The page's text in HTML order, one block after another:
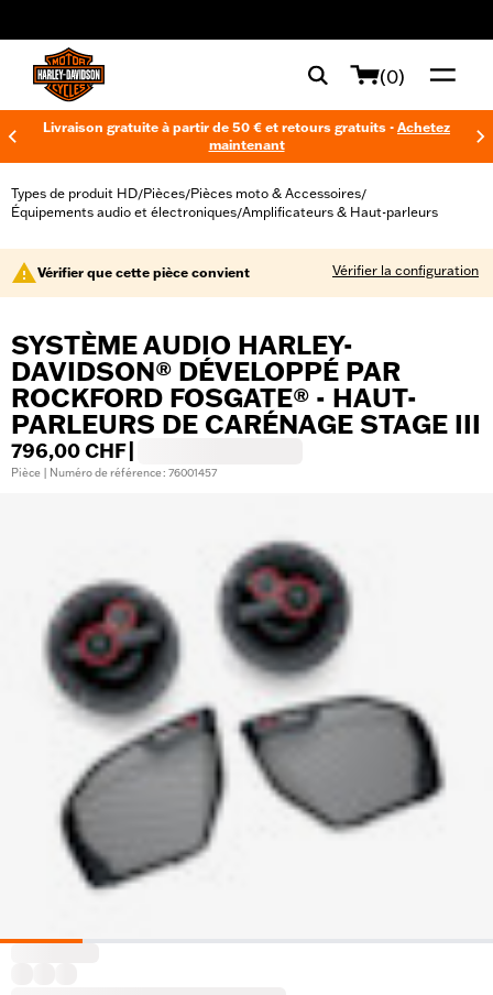
(0)
Livraison gratuite à partir de 50 € et retours gratuits - Achetez
maintenant
Types de produit HD/Pièces/Pièces moto & Accessoires/
Équipements audio et électroniques/Amplificateurs & Haut-parleurs
Vérifier que cette pièce convient Vérifier la configuration
SYSTÈME AUDIO HARLEY-
DAVIDSON® DÉVELOPPÉ PAR
ROCKFORD FOSGATE® - HAUT-
PARLEURS DE CARÉNAGE STAGE III
796,00 CHF
Pièce | Numéro de référence : 76001457